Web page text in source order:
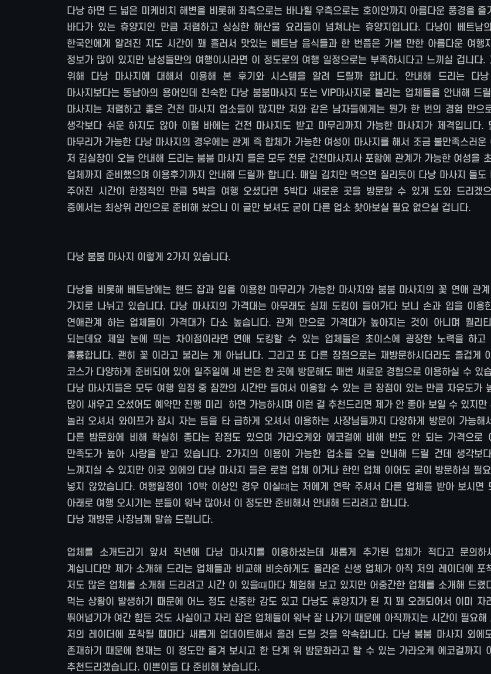
다낭 하면 드 넓은 미케비치 해변을 비롯해 좌측으로는 바나힐 우측으로는 호이안까지 아름다운 풍경을 즐
바다가 있는 휴양지인 만큼 저렴하고 싱싱한 해산물 요리들이 넘쳐나는 휴양지입니다. 다낭이 베트남
한국인에게 알려진 지도 시간이 꽤 흘러서 맛있는 베트남 음식들과 한 번쯤은 가볼 만한 아름다운 여행
정보가 많이 있지만 남성들만의 여행이시라면 이 정도로의 여행 일정으로는 부족하시다고 느끼실 겁니다.
위해 다낭 마사지에 대해서 이용해 본 후기와 시스템을 알려 드릴까 합니다. 안내해 드리는 다
마사지보다는 동남아의 용어인데 친숙한 다낭 붐붐마사지 또는 VIP마사지로 불리는 업체들을 안내해 드
마사지는 저렴하고 좋은 건전 마사지 업소들이 많지만 저와 같은 남자들에게는 뭔가 한 번의 경험 만으
생각보다 쉬운 하지도 않아 이럴 바에는 건전 마사지도 받고 마무리까지 가능한 마사지가 제격입니다.
마무리가 가능한 다낭 마사지의 경우에는 관계 즉 합체가 가능한 여성이 마사지를 해서 조금 불만족스러운
저 김실장이 오늘 안내해 드리는 붐붐 마사지 들은 모두 전문 건전마사지사 포함에 관계가 가능한 여성을
업체까지 준비했으며 이용후기까지 안내해 드릴까 합니다. 매일 김치만 먹으면 질리듯이 다낭 마사지 들도
주어진 시간이 한정적인 만큼 5박을 여행 오셨다면 5박다 새로운 곳을 방문할 수 있게 도와 드리겠
중에서는 최상위 라인으로 준비해 놨으니 이 글만 보셔도 굳이 다른 업소 찾아보실 필요 없으실 겁니다.
다낭 붐붐 마사지 이렇게 2가지 있습니다.
다낭을 비롯해 베트남에는 핸드 잡과 입을 이용한 마무리가 가능한 마사지와 붐붐 마사지의 꽃 연애 관
가지로 나뉘고 있습니다. 다낭 마사지의 가격대는 아무래도 실제 도킹이 들어가다 보니 손과 입을 이용
연애관계 하는 업체들이 가격대가 다소 높습니다. 관계 만으로 가격대가 높아지는 것이 아니며 퀄리
되는데요 제일 눈에 띄는 차이점이라면 연애 도킹할 수 있는 업체들은 초이스에 굉장한 노력을 하
훌륭합니다. 괜히 꽃 이라고 불리는 게 아닙니다. 그리고 또 다른 장점으로는 재방문하시더라도 즐겁게
코스가 다양하게 준비되어 있어 일주일에 세 번은 한 곳에 방문해도 매번 새로운 경험으로 이용하실 수 있
다낭 마사지들은 모두 여행 일정 중 잠깐의 시간만 들여서 이용할 수 있는 큰 장점이 있는 만큼 자유도가
많이 새우고 오셨어도 예약만 진행 미리 하면 가능하시며 이런 걸 추천드리면 제가 안 좋아 보일 수 있지만
놀러 오셔서 와이프가 잠시 자는 틈을 타 급하게 오셔서 이용하는 사장님들까지 다양하게 방문이 가능해
다른 밤문화에 비해 확실히 좋다는 장점도 있으며 가라오케와 에코걸에 비해 반도 안 되는 가격으로
만족도가 높아 사랑을 받고 있습니다. 2가지의 이용이 가능한 업소를 오늘 안내해 드릴 건데 생각보
느껴지실 수 있지만 이곳 외에의 다낭 마사지 들은 로컬 업체 이거나 한인 업체 이어도 굳이 방문하실 필
넣지 않았습니다. 여행일정이 10박 이상인 경우 이실떄는 저에게 연락 주셔서 다른 업체를 받아 보시면
아래로 여행 오시기는 분들이 워낙 많아서 이 정도만 준비해서 안내해 드리려고 합니다.
다낭 재방문 사장님께 말씀 드립니다.
업체를 소개드리기 앞서 작년에 다낭 마사지를 이용하셨는데 새롭게 추가된 업체가 적다고 문의하
계십니다만 제가 소개해 드리는 업체들과 비교해 비슷하게도 올라온 신생 업체가 아직 저의 레이더에 포
저도 많은 업체를 소개해 드리려고 시간 이 있을떄마다 체험해 보고 있지만 어중간한 업체를 소개해 드렸
먹는 상황이 발생하기 때문에 어느 정도 신중한 감도 있고 다낭도 휴양지가 된 지 꽤 오래되어서 이미 자
뛰어넘기가 여간 힘든 것도 사실이고 자리 잡은 업체들이 워낙 잘 나가기 때문에 아직까지는 시간이 필요해
저의 레이더에 포착될 때마다 새롭게 업데이트해서 올려 드릴 것을 약속합니다. 다낭 붐붐 마사지 외에
존재하기 때문에 현재는 이 정도만 즐겨 보시고 한 단계 위 밤문화라고 할 수 있는 가라오케 에코걸까지
추천드리겠습니다. 이쁜이들 다 준비해 놨습니다.